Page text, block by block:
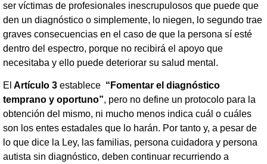
ser víctimas de profesionales inescrupulosos que puede que
den un diagnóstico o simplemente, lo niegen, lo segundo trae
graves consecuencias en el caso de que la persona sí esté
dentro del espectro, porque no recibirá el apoyo que
necesitaba y ello puede deteriorar su salud mental.
El Artículo 3 establece “Fomentar el diagnóstico
temprano y oportuno”, pero no define un protocolo para la
obtención del mismo, ni mucho menos indica cuál o cuáles
son los entes estadales que lo harán. Por tanto y, a pesar de
lo que dice la Ley, las familias, persona cuidadora y persona
autista sin diagnóstico, deben continuar recurriendo a